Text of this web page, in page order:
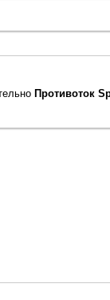
Противоток